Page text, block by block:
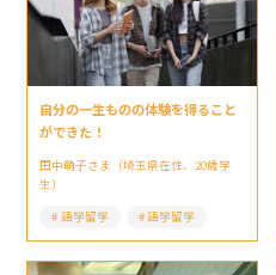
自分の一生ものの体験を得ること
ができた！
田中萌子さま（埼玉県在住、20歳学
生）
語学留学
語学留学